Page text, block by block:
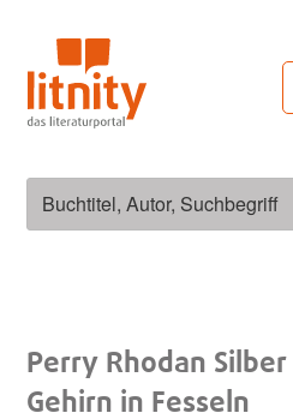
springen
Perry Rhodan
Gehirn in Fesseln